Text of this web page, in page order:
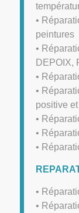
•
peintures
•
DEPOIX,
•
•
positive
•
•
•
•
•